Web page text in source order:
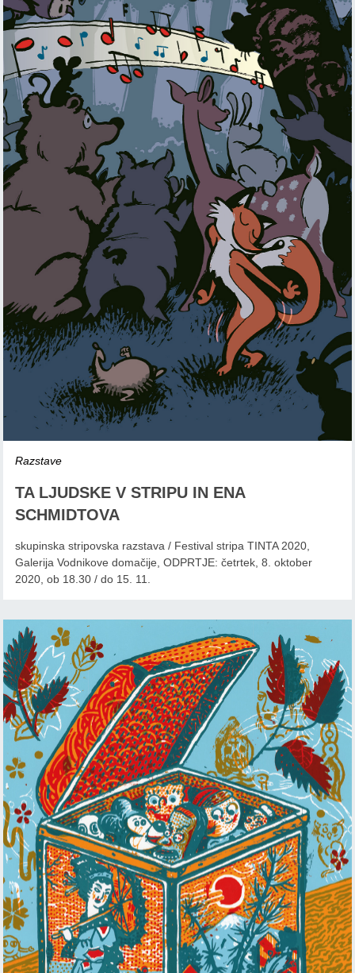
Razstave
TA LJUDSKE V STRIPU IN ENA
SCHMIDTOVA
skupinska stripovska razstava / Festival stripa TINTA 2020,
Galerija Vodnikove domačije, ODPRTJE: četrtek, 8. oktober
2020, ob 18.30 / do 15. 11.